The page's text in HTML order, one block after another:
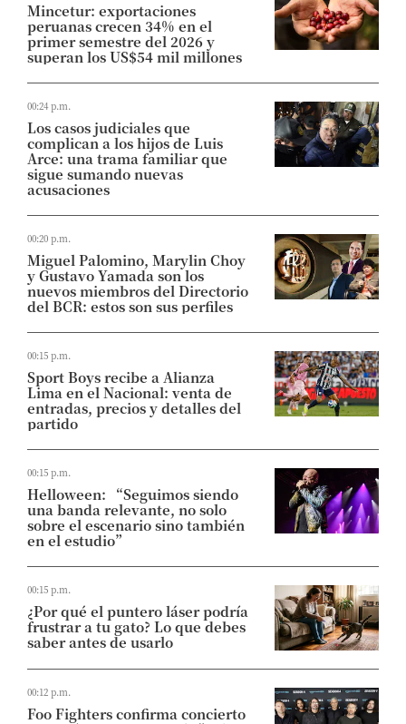
Mincetur: exportaciones
peruanas crecen 34% en el
primer semestre del 2026 y
superan los US$54 mil millones
00:24 p.m.
Los casos judiciales que
complican a los hijos de Luis
Arce: una trama familiar que
sigue sumando nuevas
acusaciones
00:20 p.m.
Miguel Palomino, Marylin Choy
y Gustavo Yamada son los
nuevos miembros del Directorio
del BCR: estos son sus perfiles
00:15 p.m.
Sport Boys recibe a Alianza
Lima en el Nacional: venta de
entradas, precios y detalles del
partido
00:15 p.m.
Helloween: “Seguimos siendo
una banda relevante, no solo
sobre el escenario sino también
en el estudio”
00:15 p.m.
¿Por qué el puntero láser podría
frustrar a tu gato? Lo que debes
saber antes de usarlo
00:12 p.m.
Foo Fighters confirma concierto